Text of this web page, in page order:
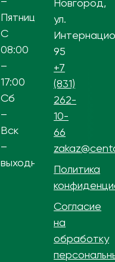
Пятница
С
08:00
–
17:00
Сб
–
Вск
–
выходной
Новгород,
ул.
95
+7
(831)
262-
10-
66
Политика
Согласие
на
обработку